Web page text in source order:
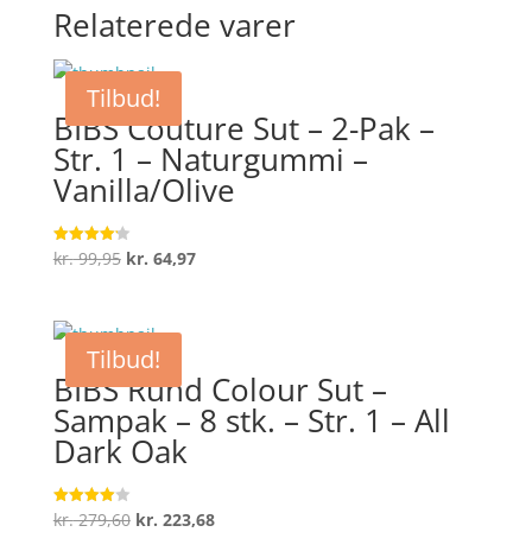
Relaterede varer
Tilbud!
BIBS Couture Sut – 2-Pak –
Str. 1 – Naturgummi –
Vanilla/Olive
Vurderet
4.2
kr.99,95 Den
var:
kr. 99,95.
kr. 64,97Den
Tilbud!
BIBS Rund Colour Sut –
Sampak – 8 stk. – Str. 1 – All
Dark Oak
Vurderet
4
kr.279,60 Den
kr. 223,68Den